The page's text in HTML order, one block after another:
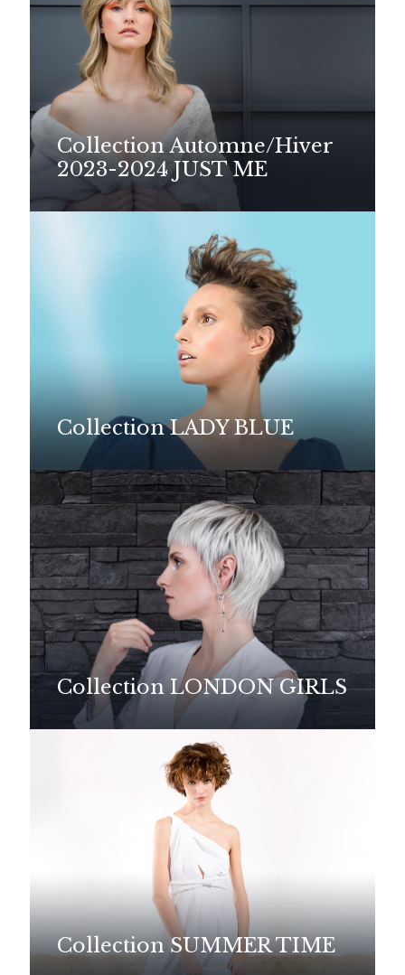
Collection Automne/Hiver
2023-2024 JUST ME
Collection LADY BLUE
Collection LONDON GIRLS
Collection SUMMER TIME